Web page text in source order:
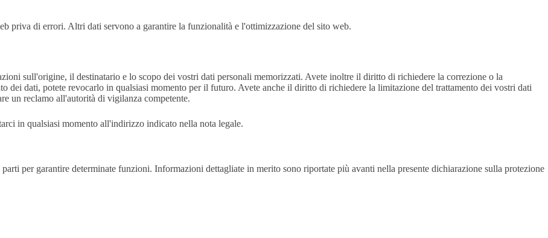
priva di errori. Altri dati servono a garantire la funzionalità e l'ottimizzazione del sito web.
sull'origine, il destinatario e lo scopo dei vostri dati personali memorizzati. Avete inoltre il diritto di richiedere la correzione o la
dei dati, potete revocarlo in qualsiasi momento per il futuro. Avete anche il diritto di richiedere la limitazione del trattamento dei vostri dati
un reclamo all'autorità di vigilanza competente.
in qualsiasi momento all'indirizzo indicato nella nota legale.
per garantire determinate funzioni. Informazioni dettagliate in merito sono riportate più avanti nella presente dichiarazione sulla protezione